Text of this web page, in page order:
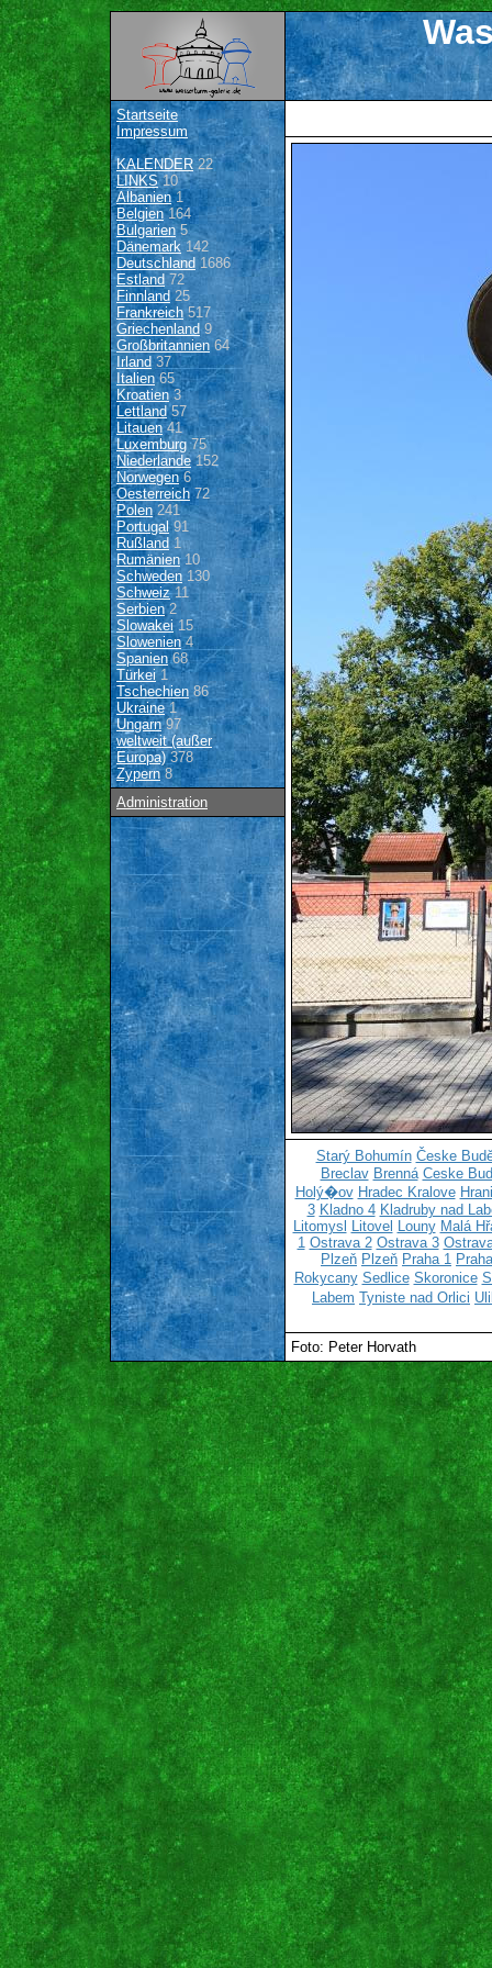
Startseite
Impressum
KALENDER22
LINKS10
Albanien1
Belgien164
Bulgarien 5
Dänemark142
Deutschland 1686
Estland 72
Finnland 25
Frankreich517
Griechenland9
Großbritannien64
Irland 37
Italien65
Kroatien3
Lettland57
Litauen41
Luxemburg 75
Niederlande152
Norwegen6
Oesterreich72
Polen 241
Portugal91
Rußland 1
Rumänien10
Schweden 130
Schweiz11
Serbien2
Slowakei15
Slowenien4
Spanien68
Türkei1
Tschechien 86
Ukraine1
Ungarn97
weltweit (außer
Europa)378
Zypern8
Administration
Starý Bohumín Česke
Breclav Brenná Ceske
Holý�ov Hradec Kralove
3 Kladno 4 Kladruby nad
Litomysl
Litovel Louny Malá
1 Ostrava 2 Ostrava 3
Plzeň Plzeň Praha 1
Rokycany Sedlice Skoronice
Labem Tyniste nad Orlici
Foto: Peter Horvath